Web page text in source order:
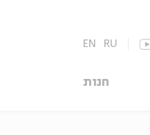
EN RU
חנות